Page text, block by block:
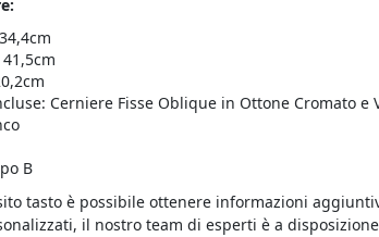
Cerniere Fisse Oblique in Ottone Cromato e
B
tasto è possibile ottenere informazioni
il nostro team di esperti è a